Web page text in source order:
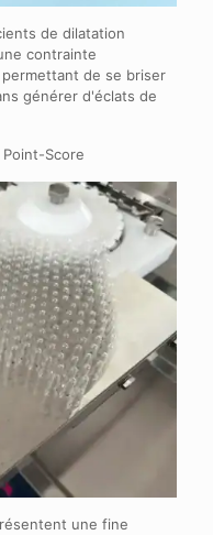
de dilatation
contrainte
de se briser
générer d'éclats de
Score
une fine